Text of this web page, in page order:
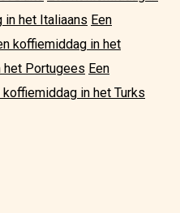
in het Italiaans Een
koffiemiddag in het
het Portugees Een
koffiemiddag in het Turks